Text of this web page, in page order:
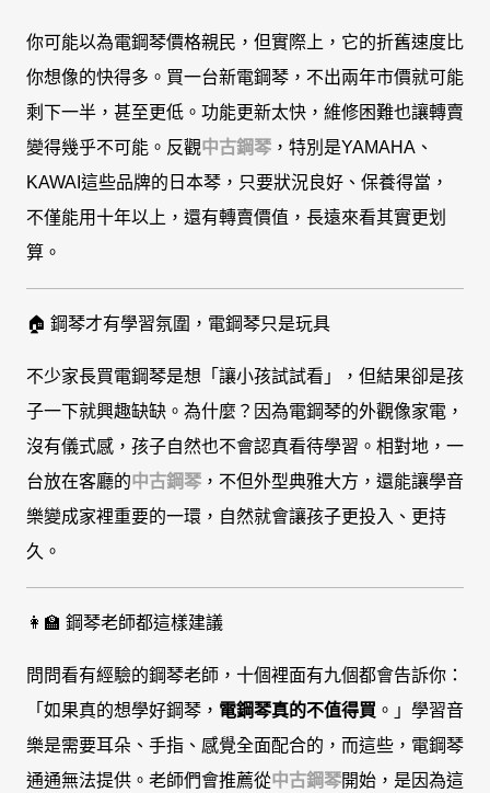
你可能以為電鋼琴價格親民，但實際上，它的折舊速度比
你想像的快得多。買一台新電鋼琴，不出兩年市價就可能
剩下一半，甚至更低。功能更新太快，維修困難也讓轉賣
變得幾乎不可能。反觀中古鋼琴 ，特別是YAMAHA、
KAWAI這些品牌的日本琴，只要狀況良好、保養得當，
不僅能用十年以上，還有轉賣價值，長遠來看其實更划
算。
🏠 鋼琴才有學習氛圍，電鋼琴只是玩具
不少家長買電鋼琴是想「讓小孩試試看」，但結果卻是孩
子一下就興趣缺缺。為什麼？因為電鋼琴的外觀像家電，
沒有儀式感，孩子自然也不會認真看待學習。相對地，一
台放在客廳的中古鋼琴 ，不但外型典雅大方，還能讓學音
樂變成家裡重要的一環，自然就會讓孩子更投入、更持
久。
👩‍🏫 鋼琴老師都這樣建議
問問看有經驗的鋼琴老師，十個裡面有九個都會告訴你：
「如果真的想學好鋼琴， 電鋼琴真的不值得買 。」學習音
樂是需要耳朵、手指、感覺全面配合的，而這些，電鋼琴
通通無法提供。老師們會推薦從中古鋼琴開始，是因為這